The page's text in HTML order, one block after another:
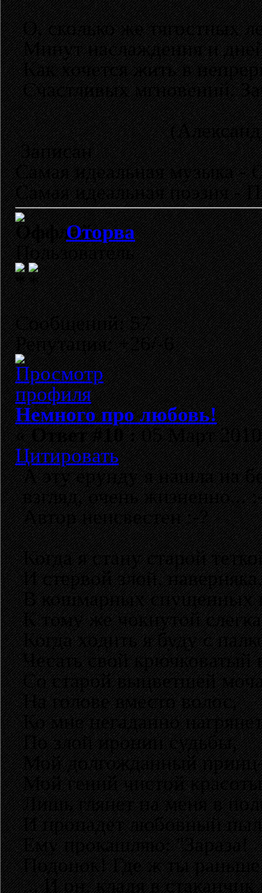
О, сколько же тягостных
Минут наслаждения и
Как хочется жить в
Счастливых мгновений.
(Александр
Записан
Самая идеальная музыка
Самая идеальная поэзия -
Оторва
Пользователь
Сообщений: 57
Репутация: +26/-6
Немного про любовь!
«Ответ #10 :05 Март
Цитировать
А эту ерунду я нашла на
взгляд, очень жизненно...
Автор неисвестен :-?
Когда я стану старой
И стервой злой, наверняка,
В кошмарных спущенных
К тому же чокнутой
Когда ходить я буду с
Чесать свой крючковатый
Со старой выцветшей
На голове вместо волос,
Ко мне негаданно
По злой иронии судьбы,
Мой долгожданный
Мой гений чистой
Лишь глянет на меня в
И пропадет любовный
Ему прокашляю: "Зараза!
Подонок! Где ж ты
... И он, кладя в стаканчик